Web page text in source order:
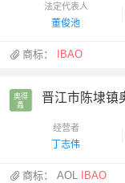
法定代表人
董俊池
商标： IBAO
奥得
鑫
晋江市陈埭镇
经营者
丁志伟
商标：AOL IBAO